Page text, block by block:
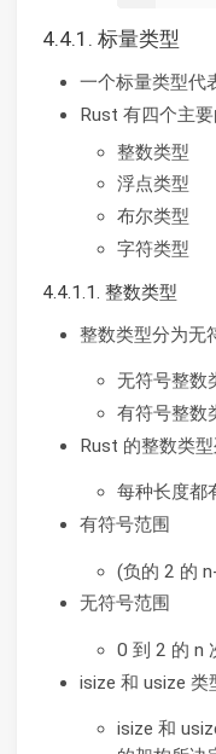
4.4.1. 标量类型
一个标量类型代
Rust 有四个主要
整数类型
浮点类型
布尔类型
字符类型
4.4.1.1. 整数类型
整数类型分为无
无符号整数
有符号整数
Rust 的整数类型
每种长度都
有符号范围
(负的 2 的
无符号范围
0 到 2 的 n
isize 和 usize 类
isize 和